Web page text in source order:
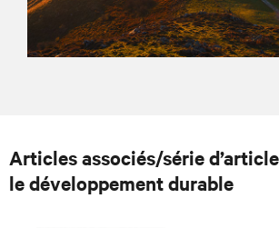
Articles associés/série
le développement durable